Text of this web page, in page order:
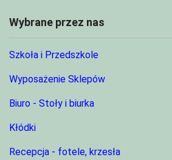
Wybrane przez nas
Szkoła i Przedszkole
Wyposażenie Sklepów
Biuro - Stoły i biurka
Kłódki
Recepcja - fotele, krzesła